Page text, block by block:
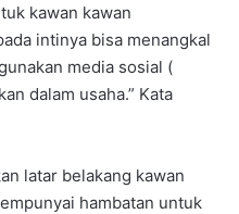
kawan kawan
intinya bisa menangkal
media sosial (
dalam usaha.” Kata
latar belakang kawan
hambatan untuk